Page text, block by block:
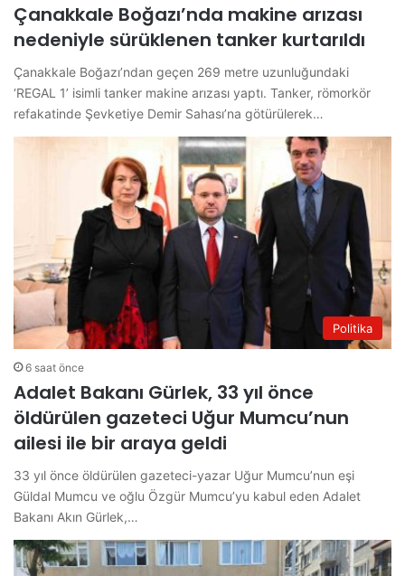
Çanakkale Boğazı’nda makine arızası
nedeniyle sürüklenen tanker kurtarıldı
Çanakkale Boğazı’ndan geçen 269 metre uzunluğundaki
‘REGAL 1’ isimli tanker makine arızası yaptı. Tanker, römorkör
refakatinde Şevketiye Demir Sahası’na götürülerek…
Politika
6 saat önce
Adalet Bakanı Gürlek, 33 yıl önce
öldürülen gazeteci Uğur Mumcu’nun
ailesi ile bir araya geldi
33 yıl önce öldürülen gazeteci-yazar Uğur Mumcu’nun eşi
Güldal Mumcu ve oğlu Özgür Mumcu’yu kabul eden Adalet
Bakanı Akın Gürlek,…